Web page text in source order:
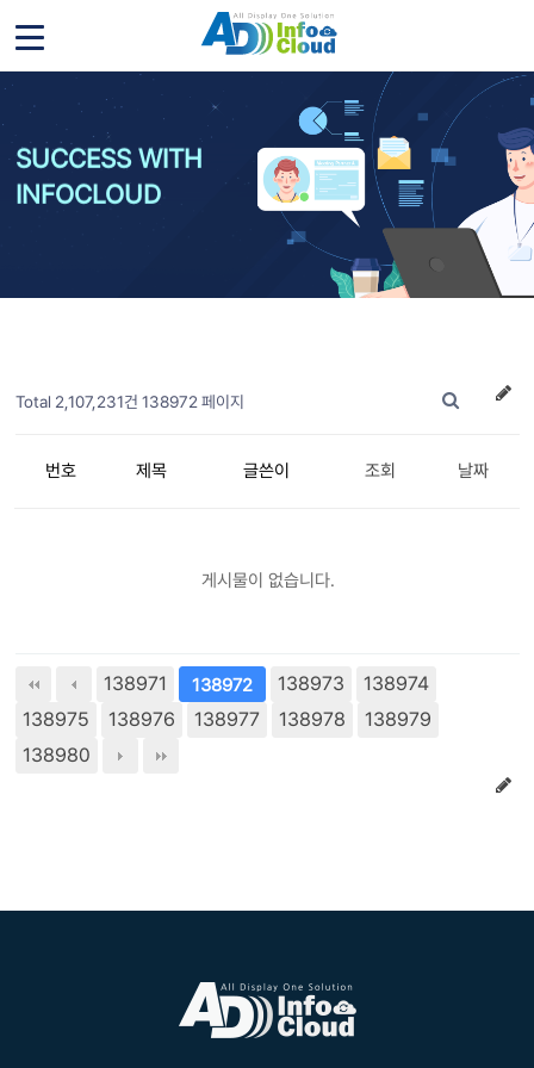
SUCCESS WITH
INFOCLOUD
Total 2,107,231건 138972 페이지
번호 제목 글쓴이 조회 날짜
게시물이 없습니다.
138971 138972 138973
138974
138975
138976 138977 138978
138979
138980